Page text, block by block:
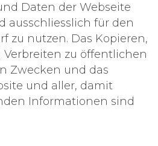
Daten der Webseite
ausschliesslich für den
zu nutzen. Das Kopieren,
zu öffentlichen
Zwecken und das
und aller, damit
Informationen sind